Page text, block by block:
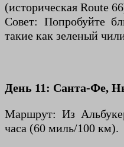
(историческая Route
Совет: Попробуйте
такие как зеленый
День 11: Санта-Фе,
Маршрут: Из
часа (60 миль/100 км).